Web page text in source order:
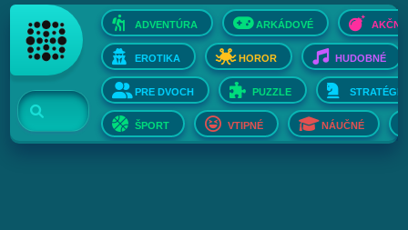
ADVENTÚRA ARKÁDOVÉ AKČNÉ
EROTIKA HOROR HUDOBNÉ
PRE DVOCH PUZZLE STRATÉGIE
ŠPORT VTIPNÉ NÁUČNÉ